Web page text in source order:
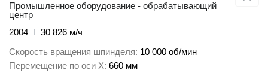
Промышленное оборудование - обрабатывающий
центр
2004
30 826 м/ч
Скорость вращения шпинделя 10 000 об/мин
Перемещение по оси X 660 мм